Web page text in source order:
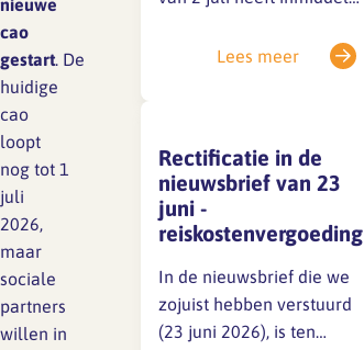
Lief en leed
Branche analyse en
Rapport Arbeidszaken 2025
Rapport Arbeidszaken 2024
Rapport Arbeidszaken 2023
Sectoranalyse
Gedragscode
Vertrouwenspersoon
Handreikingen
Kantooromgeving
Maatregelen
nieuwe
cao
gestart. De
huidige
cao
loopt
nog tot 1
juli
2026,
maar
sociale
partners
willen in
sociale partners zijn nog
gang. Zodra er iets te
melden is, delen we dat
direct via een nieuwsitem
op onze website en op
LinkedIn.Houd deze
kanalen dus zeker in…
Lees meer
Rectificatie in de
nieuwsbrief van 23
juni -
reiskostenvergoeding
In de nieuwsbrief die we
zojuist hebben verstuurd
(23 juni 2026), is ten